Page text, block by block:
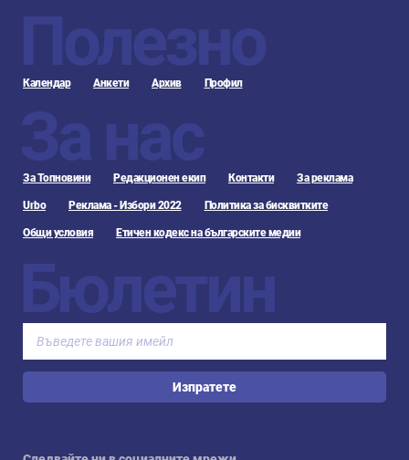
Полезно
Календар Анкети Архив Профил
За нас
За Топновини Редакционен екип Контакти За реклама
Urbo Реклама - Избори 2022 Политика за бисквитките
Общи условия Етичен кодекс на българските медии
Бюлетин
Изпратете